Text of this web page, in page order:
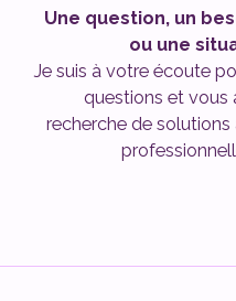
Une question, un
ou une
Je suis à votre écoute
questions et vous
recherche de